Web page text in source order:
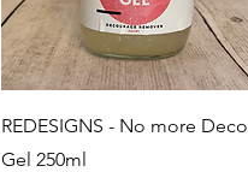
Aperçu rapide
REDESIGNS - No more Deco
Gel 250ml